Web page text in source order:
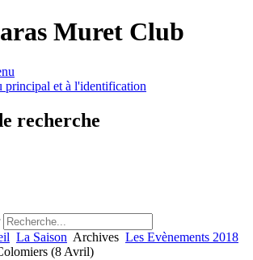
Muret Club
principal et à l'identification
recherche
La Saison Archives Les Evènements 2018
(8 Avril)